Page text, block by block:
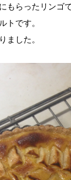
もらったリンゴ
トです。
ました。